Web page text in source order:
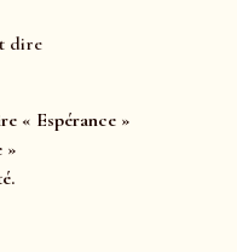
dire
« Espérance »
»